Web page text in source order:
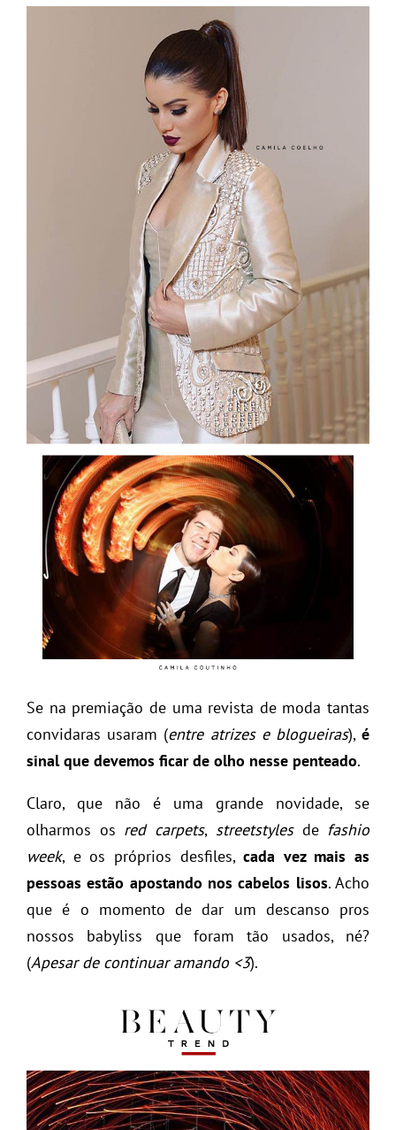
Se na premiação de uma revista de moda tantas
convidaras usaram (entre atrizes e blogueiras),é
sinal que devemos ficar de olho nesse penteado.
Claro, que não é uma grande novidade, se
olharmos os red carpets,streetstylesde fashio
week, e os próprios desfiles,cada vez mais as
pessoas estão apostando nos cabelos lisos. Acho
que é o momento de dar um descanso pros
nossos babyliss que foram tão usados, né?
(Apesar de continuar amando <3).